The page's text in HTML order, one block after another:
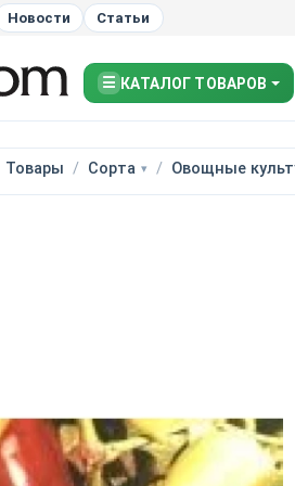
Новости Статьи
☰ КАТАЛОГ ТОВАРОВ
Товары Сорта Овощные